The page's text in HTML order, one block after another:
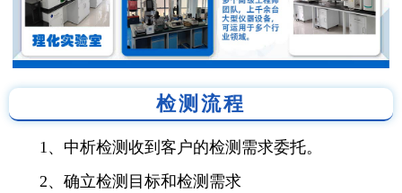
检测流程
1、中析检测收到客户的检测需求委托。
2、确立检测目标和检测需求